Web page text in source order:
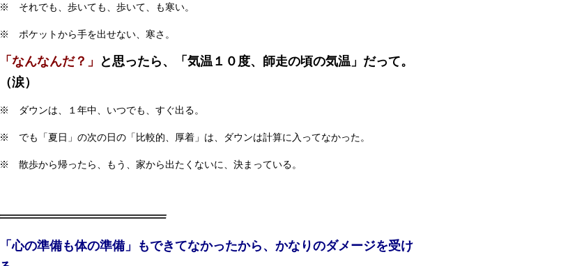
※ それでも、歩いても、歩いて、も寒い。
※ ポケットから手を出せない、寒さ。
「なんなんだ？」
と思ったら、「気温１０度、師走の頃の気温」だって。
（涙）
※ ダウンは、１年中、いつでも、すぐ出る。
※ でも「夏日」の次の日の「比較的、厚着」は、ダウンは計算に入ってなかった。
※ 散歩から帰ったら、もう、家から出たくないに、決まっている。
「心の準備も体の準備」もできてなかったから、かなりのダメージを受け